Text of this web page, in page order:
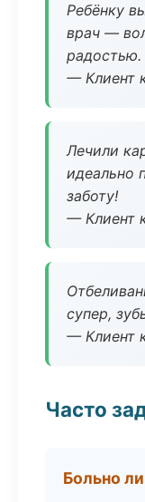
Ребёнку
врач —
радостью.
— Клиент
Лечили
идеально
заботу!
— Клиент
супер,
— Клиент
Часто
Больно